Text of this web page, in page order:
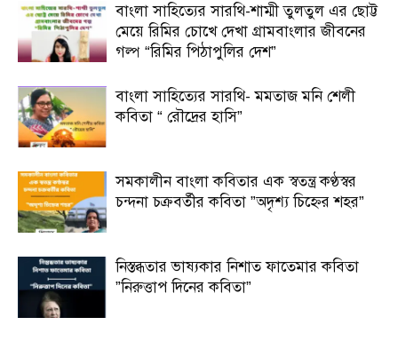
বাংলা সাহিত্যের সারথি-শাম্মী তুলতুল এর ছোট্ট
মেয়ে রিমির চোখে দেখা গ্রামবাংলার জীবনের
গল্প “রিমির পিঠাপুলির দেশ”
বাংলা সাহিত্যের সারথি- মমতাজ মনি শেলী
কবিতা “ রৌদ্রের হাসি”
সমকালীন বাংলা কবিতার এক স্বতন্ত্র কণ্ঠস্বর
চন্দনা চক্রবর্তীর কবিতা ”অদৃশ্য চিহ্নের শহর”
নিস্তব্ধতার ভাষ্যকার নিশাত ফাতেমার কবিতা
”নিরুত্তাপ দিনের কবিতা”